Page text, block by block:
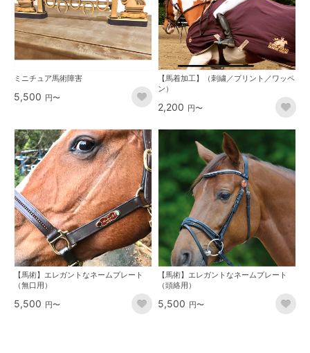
ミニチュア馬術障害
5,500 円〜
【馬着加工】（刺繍／プリント／ワッペ
ン）
2,200 円〜
【馬術】エレガントなネームプレート
（無口用）
5,500 円〜
【馬術】エレガントなネームプレート
（頭絡用）
5,500 円〜